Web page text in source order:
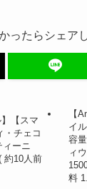
ったらシェア
】【スマ
・チェコ
ーニ
約10人前
【
イ
容
ィ
料